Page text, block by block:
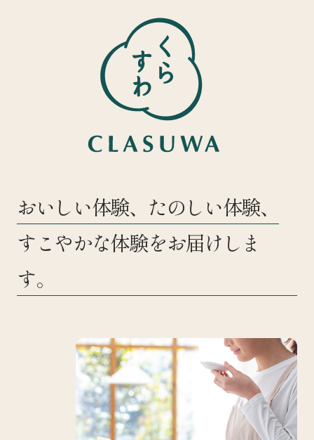
おいしい体験、たのしい体験、
すこやかな体験をお届けしま
す。